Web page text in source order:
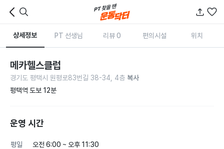
상세정보 PT 선생님 리뷰 0 편의시설 위치
메카헬스클럽
경기도 평택시 원평로83번길 38-34, 4층 복사
평택역 도보 12분
운영 시간
평일
오전 6:00 ~ 오후 11:30